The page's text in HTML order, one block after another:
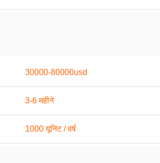
30000-80000usd
3-6 महीने
1000 यूनिट / वर्ष